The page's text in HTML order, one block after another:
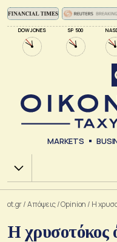
DOW JONES SP 500
MARKETS
Χ.Α.
ot.gr/Απόψεις/Opinion / Η
Η χρυσοτόκος